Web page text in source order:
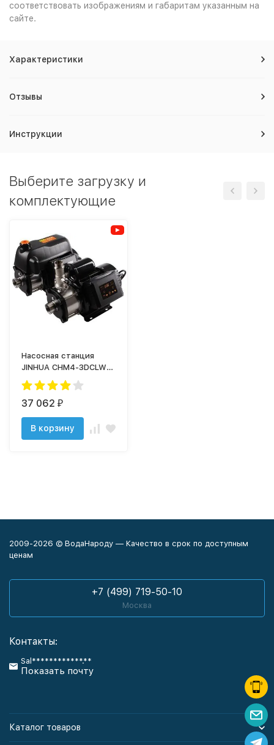
соответствовать изображениям и габаритам указанным на
сайте.
Характеристики
Отзывы
Инструкции
Выберите загрузку и
комплектующие
Насосная станция
JINHUA CHM4-3DCLW
(Hном.-45 м; Qном.-4,0
м3/ч; P-1,5 кВт; Wi-Fi)
37 062 ₽
В корзину
2009-2026 © ВодаНароду — Качество в срок по доступным
ценам
+7 (499) 719-50-10
Москва
Контакты:
Sal************.**
Показать почту
Каталог товаров